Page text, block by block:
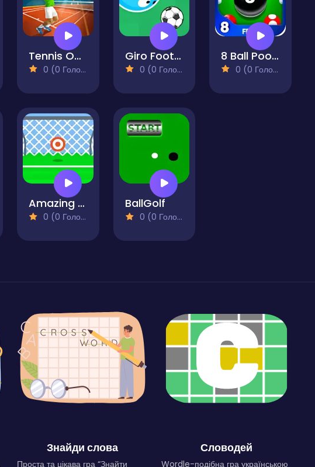
Tennis Open 2024
0 (0 Голосів)
Giro Football
0 (0 Голосів)
8 Ball Pool Free
0 (0 Голосів)
Amazing Soccer
0 (0 Голосів)
BallGolf
0 (0 Голосів)
Знайди слова
Проста та цікава гра “Знайти
Словодей
Wordle-подібна гра українською